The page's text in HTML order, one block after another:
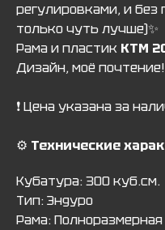
регулировками, и без
только чуть лучше)✨
Рама и пластик KTM
Дизайн, моё почтение!
❗️ Цена указана за
⚙️ Технические
Кубатура: 300 куб.см.
Тип: Эндуро
Рама: Полноразмерная